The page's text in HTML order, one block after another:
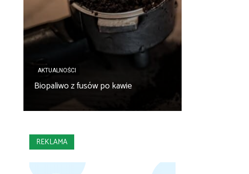
AKTUALNOŚCI
Biopaliwo z fusów po kawie
REKLAMA